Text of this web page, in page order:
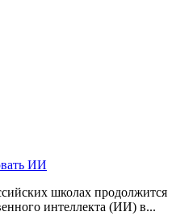
ИИ
школах продолжится
интеллекта (ИИ) в...